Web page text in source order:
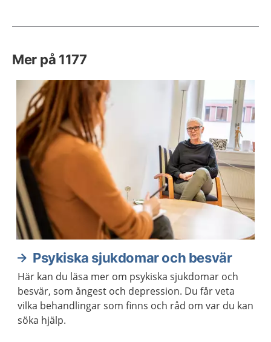
Mer på 1177
Psykiska sjukdomar och besvär
Här kan du läsa mer om psykiska sjukdomar och
besvär, som ångest och depression. Du får veta
vilka behandlingar som finns och råd om var du kan
söka hjälp.